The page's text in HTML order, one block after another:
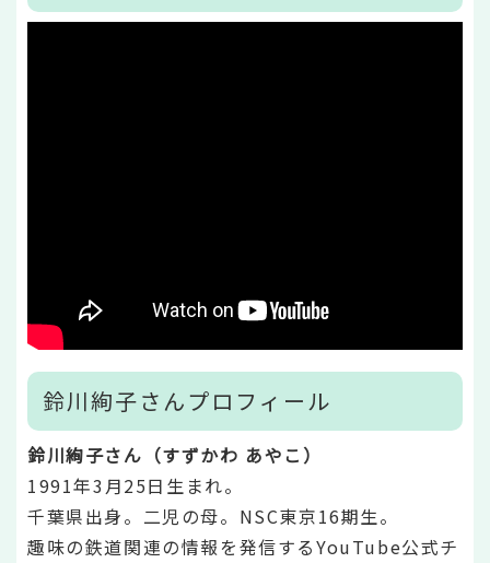
鈴川絢子さんプロフィール
鈴川絢子さん（すずかわ あやこ）
1991年3月25日生まれ。
千葉県出身。二児の母。NSC東京16期生。
趣味の鉄道関連の情報を発信するYouTube公式チ